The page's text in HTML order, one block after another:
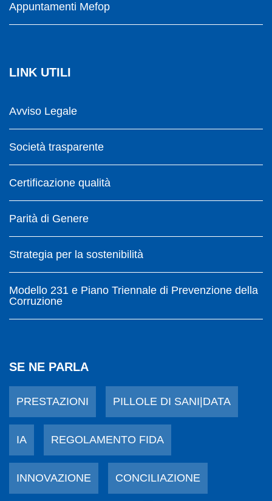
Appuntamenti Mefop
LINK UTILI
Avviso Legale
Società trasparente
Certificazione qualità
Parità di Genere
Strategia per la sostenibilità
Modello 231 e Piano Triennale di Prevenzione della
Corruzione
SE NE PARLA
PRESTAZIONI PILLOLE DI SANI|DATA
IA REGOLAMENTO FIDA
INNOVAZIONE CONCILIAZIONE